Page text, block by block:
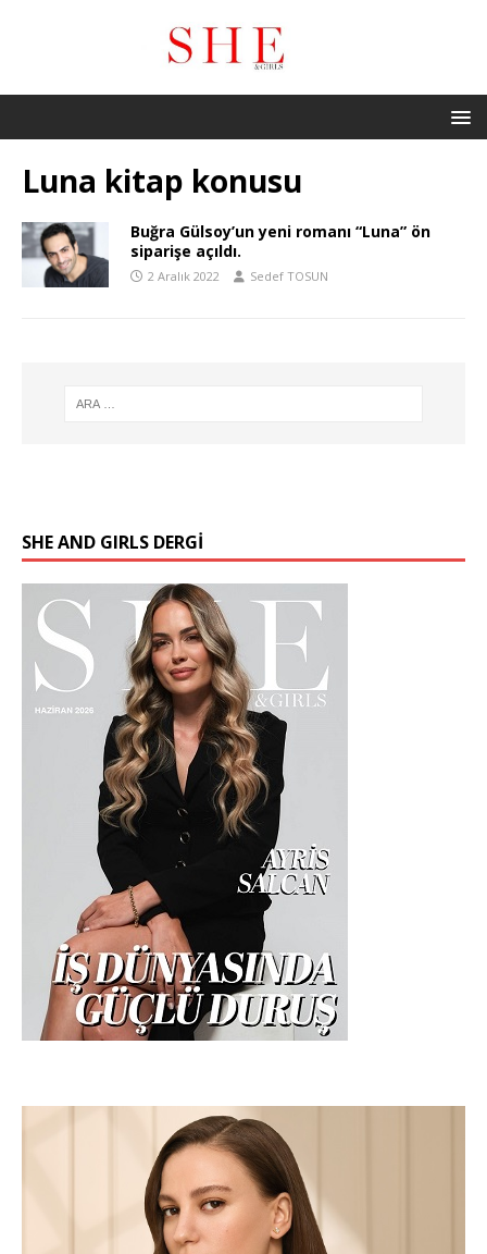
Luna kitap konusu
Buğra Gülsoy’un yeni romanı “Luna” ön
siparişe açıldı.
2 Aralık 2022 Sedef TOSUN
SHE AND GIRLS DERGİ